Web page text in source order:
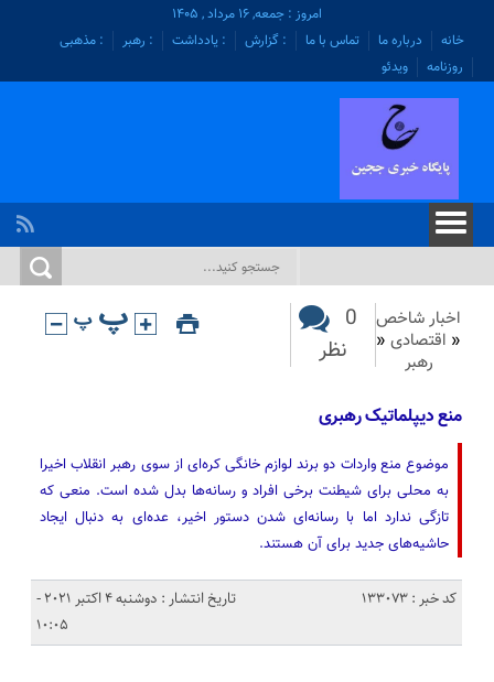
امروز : جمعه, ۱۶ مرداد , ۱۴۰۵
خانه
درباره ما تماس با ما : گزارش : یادداشت : رهبر
: مذهبی
روزنامه
ویدئو
اخبار شاخص
« اقتصادی «
رهبر
0
نظر
منع دیپلماتیک رهبری
موضوع منع واردات دو برند لوازم خانگی کره‌ای از سوی رهبر انقلاب اخیرا
به محلی برای شیطنت برخی افراد و رسانه‌ها بدل شده است. منعی که
تازگی ندارد اما با رسانه‌ای شدن دستور اخیر، عده‌ای به دنبال ایجاد
حاشیه‌های جدید برای آن هستند.
کد خبر : 133073
تاریخ انتشار : دوشنبه 4 اکتبر 2021 -
10:05